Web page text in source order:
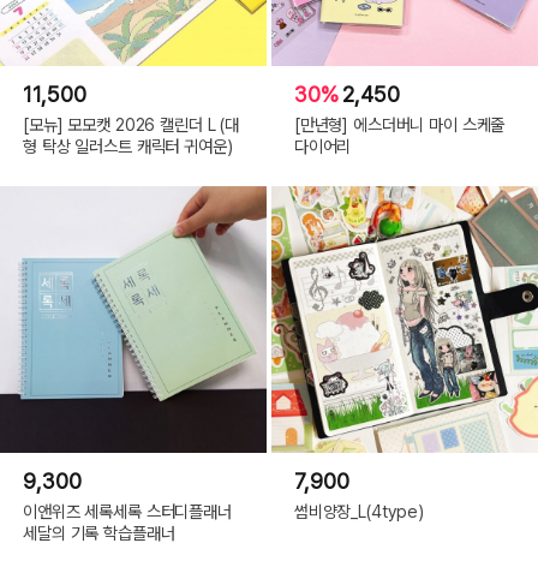
11,500
[모뉴] 모모캣 2026 캘린더 L (대
형 탁상 일러스트 캐릭터 귀여운)
30%2,450
[만년형] 에스더버니 마이 스케줄
다이어리
9,300
이앤위즈 세록세록 스터디플래너
세달의 기록 학습플래너
7,900
썸비양장_L(4type)